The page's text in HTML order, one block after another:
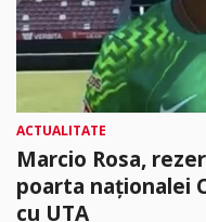
ACTUALITATE
Marcio Rosa,
poarta naționalei
cu UTA